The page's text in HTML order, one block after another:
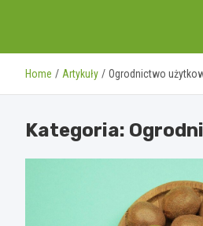
Home Artykuły Ogrodnictwo
Kategoria: